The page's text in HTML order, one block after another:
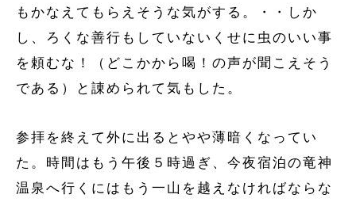
もかなえてもらえそうな気がする。・・しか
し、ろくな善行もしていないくせに虫のいい事
を頼むな！（どこかから喝！の声が聞こえそう
である）と諌められて気もした。
参拝を終えて外に出るとやや薄暗くなってい
た。時間はもう午後５時過ぎ、今夜宿泊の竜神
温泉へ行くにはもう一山を越えなければならな